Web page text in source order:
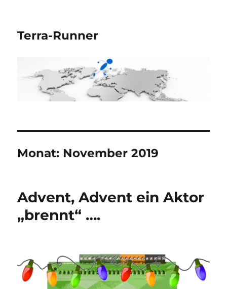
Terra-Runner
Monat: November 2019
Advent, Advent ein Aktor
„brennt“ ….